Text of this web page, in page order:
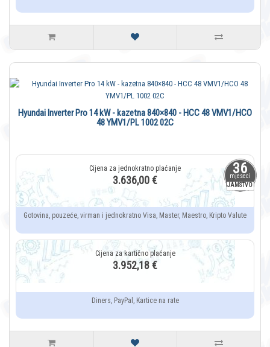
36
mjeseci
JAMSTVO
Hyundai Inverter Pro 14 kW - kazetna 840×840 - HCC 48 VMV1/HCO
48 YMV1/PL 1002 02C
3.636,00 €
Gotovina, pouzeće, virman i jednokratno Visa, Master, Maestro, Kripto Valute
3.952,18 €
Diners, PayPal, Kartice na rate